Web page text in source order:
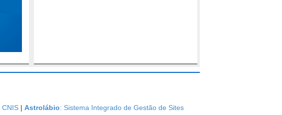
CNIS | Astrolábio: Sistema Integrado de Gestão de Sites